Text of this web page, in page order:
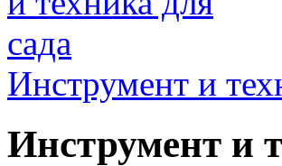
Инструмент и
Инструмент и